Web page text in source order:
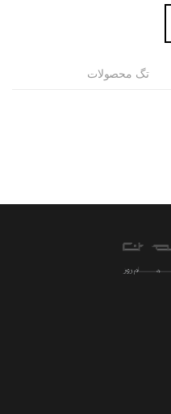
تگ محصولات